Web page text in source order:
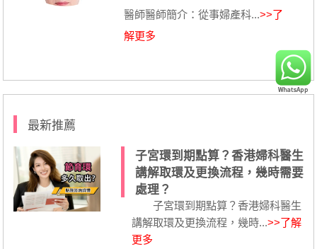
醫師醫師簡介：從事婦產科...>>了
解更多
最新推薦
子宮環到期點算？香港婦科醫生
講解取環及更換流程，幾時需要
處理？
子宮環到期點算？香港婦科醫生
講解取環及更換流程，幾時...>>了解
更多